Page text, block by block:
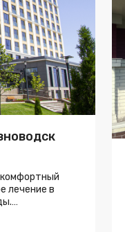
лечение в